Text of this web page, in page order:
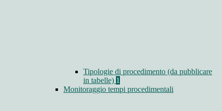
Tipologie di procedimento (da pubblicare
in tabelle) 1
Monitoraggio tempi procedimentali